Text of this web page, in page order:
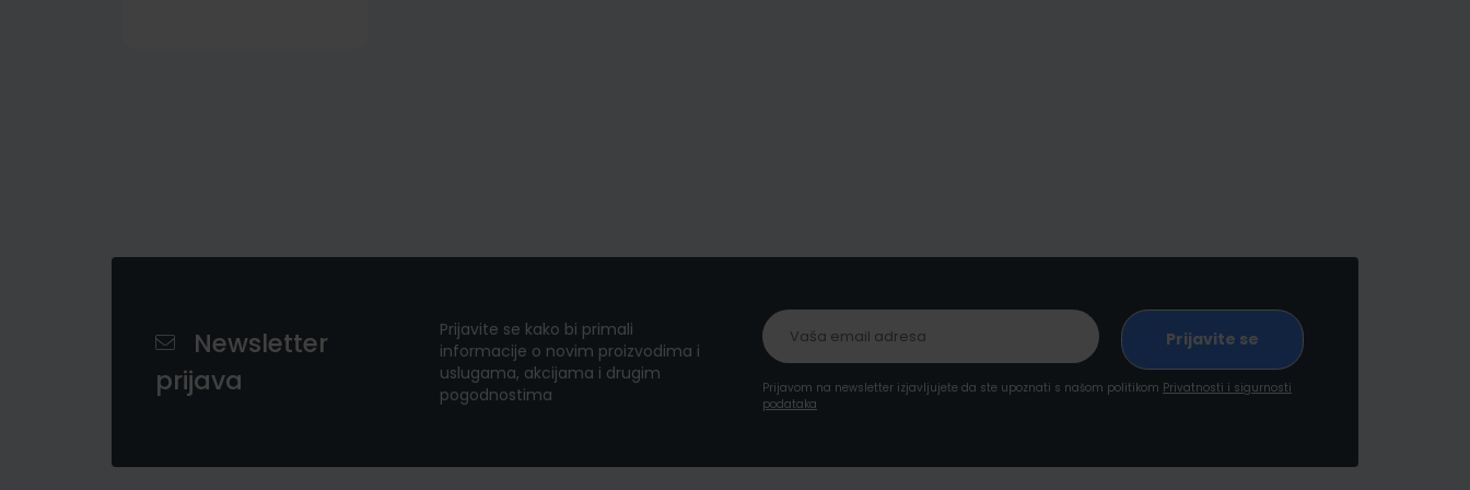
Newsletter
prijava
Prijavite se kako bi primali
informacije o novim proizvodima i
uslugama, akcijama i drugim
pogodnostima
Prijavom na newsletter izjavljujete da ste upoznati s našom politikom Privatnosti i sigurnosti
podataka